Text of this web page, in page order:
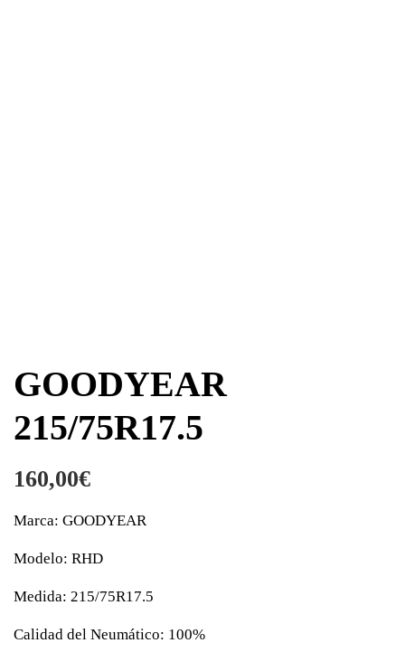
GOODYEAR
215/75R17.5
160,00€
Marca: GOODYEAR
Modelo: RHD
Medida: 215/75R17.5
Calidad del Neumático: 100%